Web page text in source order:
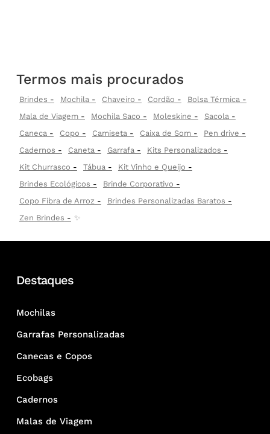
Termos mais procurados
Brindes Mochila Chaveiro Cordão
Bolsa Térmica
Mala de Viagem
Mochila Saco Moleskine
Sacola
Caneca
Copo Camiseta Caixa de Som
Pen drive
Cadernos
Caneta Garrafa
Kits Personalizados
Kit Churrasco
Tábua
Kit Vinho e Queijo
Brindes Ecológicos
Brinde Corporativo
Copo Fibra de Arroz
Brindes Personalizadas Baratos
Zen Brindes
✨
Destaques
Mochilas
Garrafas Personalizadas
Canecas e Copos
Ecobags
Cadernos
Malas de Viagem